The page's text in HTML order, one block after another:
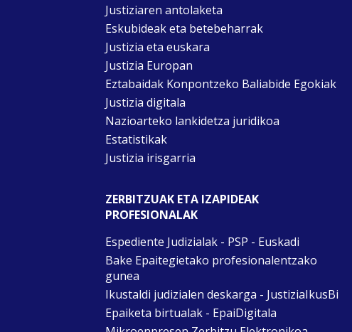
Justiziaren antolaketa
Eskubideak eta betebeharrak
Justizia eta euskara
Justizia Europan
Eztabaidak Konpontzeko Baliabide Egokiak
Justizia digitala
Nazioarteko lankidetza juridikoa
Estatistikak
Justizia irisgarria
ZERBITZUAK ETA IZAPIDEAK
PROFESIONALAK
Espediente Judizialak - PSP - Euskadi
Bake Epaitegietako profesionalentzako
gunea
Ikustaldi judizialen deskarga - JustiziaIkusBi
Epaiketa birtualak - EpaiDigitala